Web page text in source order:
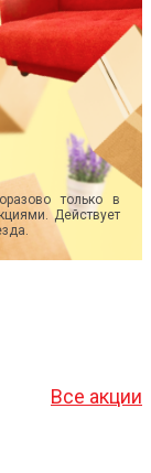
только в
Действует
Все акции